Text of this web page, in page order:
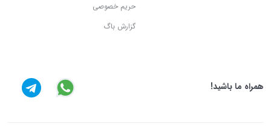
حریم خصوصی
گزارش باگ
همراه ما باشید!